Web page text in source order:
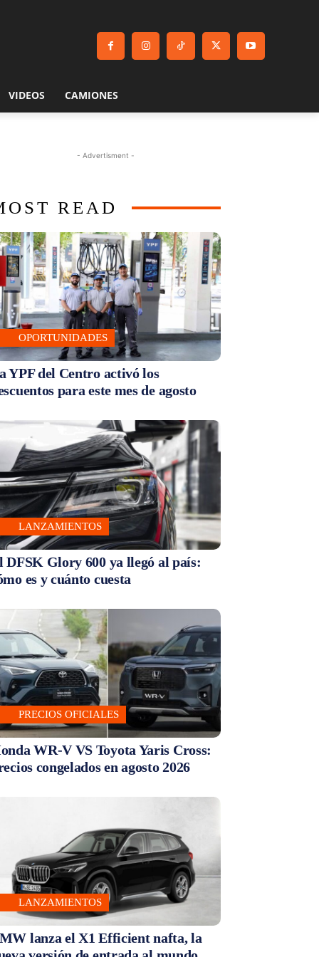
VIDEOS CAMIONES
- Advertisment -
READ
OPORTUNIDADES
YPF del Centro activó los
para este mes de agosto
LANZAMIENTOS
DFSK Glory 600 ya llegó al país:
es y cuánto cuesta
PRECIOS OFICIALES
WR-V VS Toyota Yaris Cross:
congelados en agosto 2026
LANZAMIENTOS
lanza el X1 Efficient nafta, la